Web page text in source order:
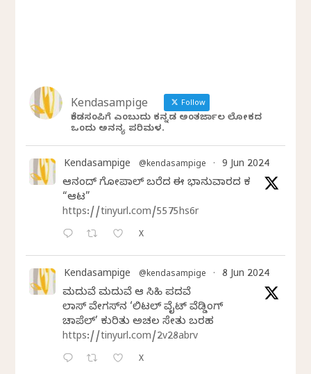
Kendasampige Follow
ಕೆಂಡಸಂಪಿಗೆ ಎಂಬುದು ಕನ್ನಡ ಅಂತರ್ಜಾಲ ಲೋಕದ
ಒಂದು ಅನನ್ಯ ಪರಿಮಳ.
Kendasampige @kendasampige · 9 Jun 2024
ಆನಂದ್‌ ಗೋಪಾಲ್‌ ಬರೆದ ಈ ಭಾನುವಾರದ ಕತೆ
“ಆಟ”
https://tinyurl.com/5575hs6r
X
Kendasampige @kendasampige · 8 Jun 2024
ಮದುವೆ ಮದುವೆ ಆ ಸಿಹಿ ಪದವೆ
ಲಾಸ್‌ ವೇಗಸ್‌ನ ‘ಲಿಟಲ್ ವೈಟ್ ವೆಡ್ಡಿಂಗ್
ಚಾಪೆಲ್’ ಕುರಿತು ಅಚಲ ಸೇತು ಬರಹ
https://tinyurl.com/2v28abrv
X